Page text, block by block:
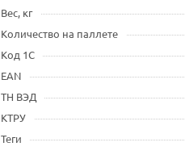
Вес, кг
Количество на паллете
Код 1С
EAN
ТН ВЭД
КТРУ
Теги